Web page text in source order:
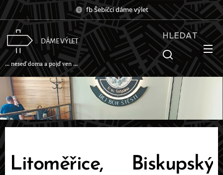
fb Šebíčci dáme výlet
DÁME VÝLET
... neseď doma a pojď ven ...
HLEDAT
Litoměřice, Biskupský